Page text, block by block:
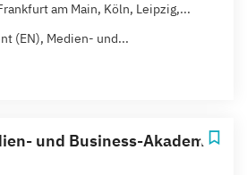
am Main, Köln, Leipzig,...
(EN), Medien- und...
und Business-Akademie